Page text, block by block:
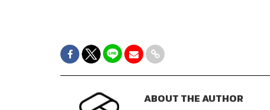
ABOUT THE AUTHOR